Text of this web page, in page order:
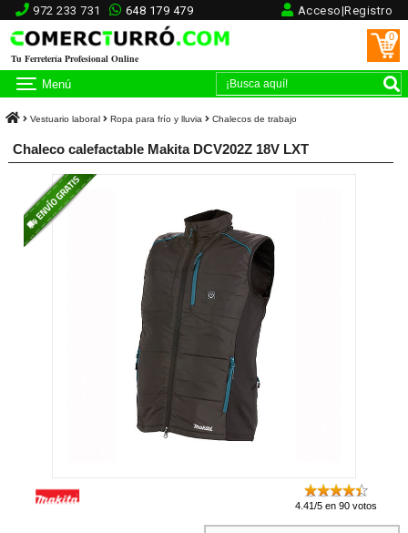
972 233 731 648 179 479 Acceso|Registro
Tu Ferretería Profesional Online
0
Menú
Vestuario laboral Ropa para frío y lluvia Chalecos de trabajo
Chaleco calefactable Makita DCV202Z 18V LXT
4.41/5 en 90 votos